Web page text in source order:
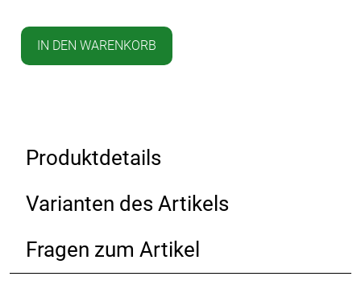
IN DEN WARENKORB
Produktdetails
Varianten des Artikels
Fragen zum Artikel